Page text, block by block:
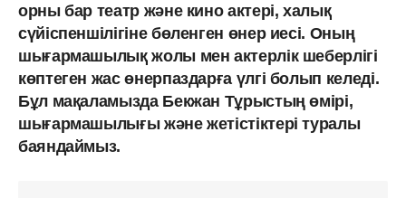
орны бар театр және кино актері, халық
сүйіспеншілігіне бөленген өнер иесі. Оның
шығармашылық жолы мен актерлік шеберлігі
көптеген жас өнерпаздарға үлгі болып келеді.
Бұл мақаламызда Бекжан Тұрыстың өмірі,
шығармашылығы және жетістіктері туралы
баяндаймыз.